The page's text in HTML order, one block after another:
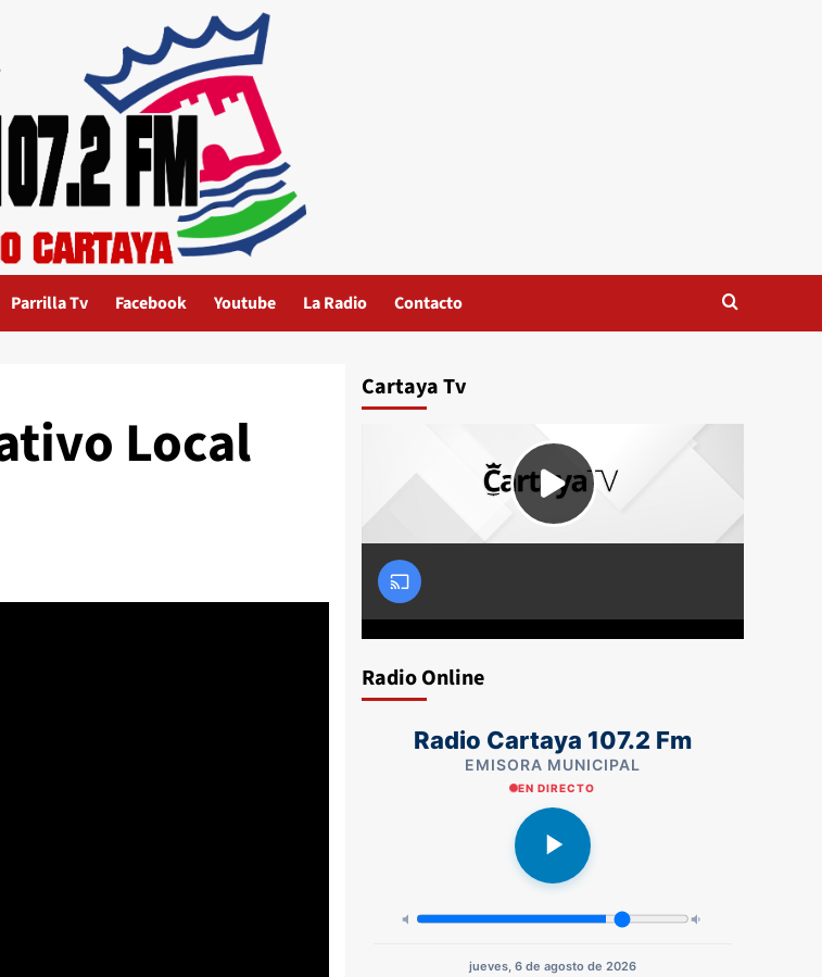
Parrilla Tv Facebook Youtube La Radio Contacto
Local
Cartaya Tv
Radio Online
Radio Cartaya 107.2 Fm
EMISORA MUNICIPAL
EN DIRECTO
jueves, 6 de agosto de 2026